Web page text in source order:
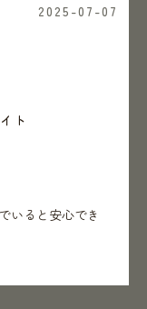
2025-07-07
ト
いると安心でき